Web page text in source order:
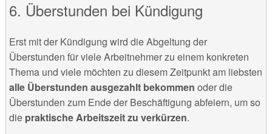
Überstunden bei Kündigung
Erst mit der Kündigung wird die Abgeltung der
Überstunden für viele Arbeitnehmer zu einem konkreten
Thema und viele möchten zu diesem Zeitpunkt am liebsten
alle Überstunden ausgezahlt bekommen oder die
Überstunden zum Ende der Beschäftigung abfeiern, um so
die praktische Arbeitszeit zu verkürzen.